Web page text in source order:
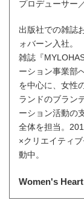
プロデューサー
出版社での雑誌
ォバーン入社。
雑誌『
ーション事業部
を中心に、女性
ランドのブラン
ーション活動の
全体を担当。
×クリエイティ
動中。
Women's